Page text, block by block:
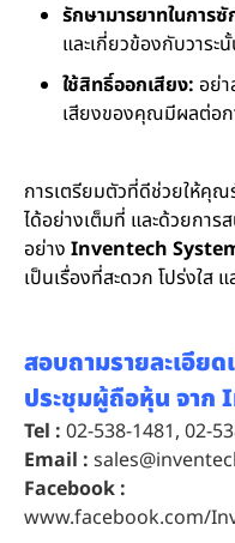
รักษามารยาทในการ
และเกี่ยวข้องกับวาระ
ใช้สิทธิ์ออกเสียง: อย่
เสียงของคุณมีผลต่อ
การเตรียมตัวที่ดีช่วยให้คุณ
ได้อย่างเต็มที่ และด้วยกา
อย่าง Inventech
เป็นเรื่องที่สะดวก โปร่งใส
สอบถามรายละเอีย
ประชุมผู้ถือหุ้น จาก
Tel : 02-538-1481, 02-
Email :
Facebook :
www.facebook.com/